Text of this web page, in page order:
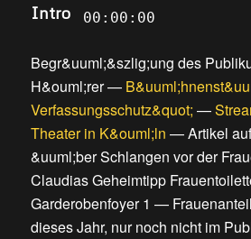
Intro 00:00:00
Begr&uuml;&szlig;ung des
H&ouml;rer—
Verfassungsschutz&quot; —
Theater in K&ouml;ln —Artikel
&uuml;ber Schlangen vor der
Claudias Geheimtipp
Garderobenfoyer 1 —
dieses Jahr, nur noch nicht im